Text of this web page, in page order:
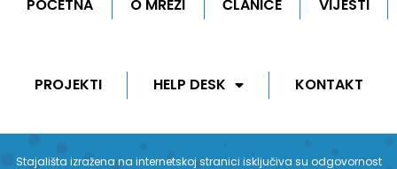
POČETNA O MREŽI ČLANICE VIJESTI
PROJEKTI HELP DESK KONTAKT
Stajališta izražena na internetskoj stranici isključiva su odgovornost